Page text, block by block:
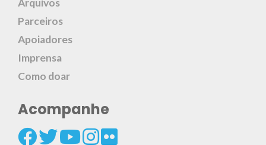
Arquivos
Parceiros
Apoiadores
Imprensa
Como doar
Acompanhe